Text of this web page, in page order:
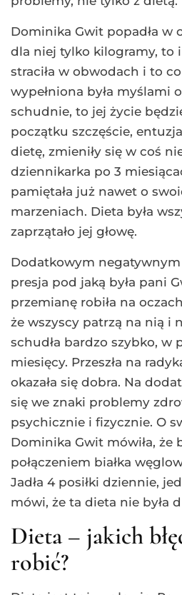
Dominika Gwit popadła w
dla niej tylko kilogramy, to
straciła w obwodach i to co
wypełniona była myślami
schudnie, to jej życie
początku szczęście,
dietę, zmieniły się w coś
dziennikarka po 3
pamiętała już nawet o
marzeniach. Dieta była
zaprzątało jej głowę.
Dodatkowym negatywnym
presja pod jaką była pani
przemianę robiła na
że wszyscy patrzą na nią i
schudła bardzo szybko, w
miesięcy. Przeszła na
okazała się dobra. Na
się we znaki problemy
psychicznie i fizycznie. O
Dominika Gwit mówiła, że
połączeniem białka
Jadła 4 posiłki dziennie,
mówi, że ta dieta nie była
Dieta – jakich
robić?